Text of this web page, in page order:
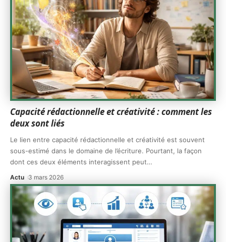
Capacité rédactionnelle et créativité : comment les
deux sont liés
Le lien entre capacité rédactionnelle et créativité est souvent
sous-estimé dans le domaine de l’écriture. Pourtant, la façon
dont ces deux éléments interagissent peut…
Actu 3 mars 2026